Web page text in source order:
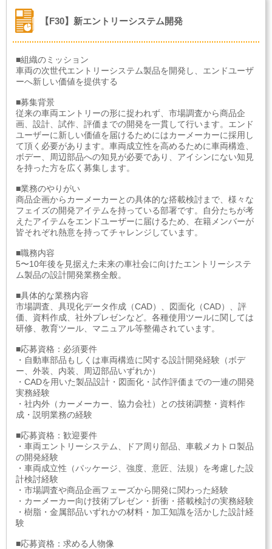
【F30】新エントリーシステム開発
■組織のミッション
車両の次世代エントリーシステム製品を開発し、エンドユーザ
ーへ新しい価値を提供する
■募集背景
従来の車両エントリーの形に捉われず、市場調査から商品企
画、設計、試作、評価までの開発を一貫して行います。エンド
ユーザーに新しい価値を届けるためにはカーメーカーに採用し
て頂く必要があります。車両成立性を高めるために車両構造、
ボデー、周辺部品への知見が必要であり、アイシンにない知見
を持った方を広く募集します。
■業務のやりがい
商品企画からカーメーカーとの具体的な搭載検討まで、様々な
フェイズの開発アイテムを持っている部署です。自分たちが考
えたアイテムをエンドユーザーに届けるため、在籍メンバーが
皆それぞれ熱意を持ってチャレンジしています。
■職務内容
5〜10年後を見据えた未来の車社会に向けたエントリーシステ
ム製品の設計開発業務全般。
■具体的な業務内容
市場調査、具現化データ作成（CAD）、図面化（CAD）、評
価、資料作成、社外プレゼンなど。各種使用ツールに関しては
研修、教育ツール、マニュアル等整備されています。
■応募資格：必須要件
・自動車部品もしくは車両構造に関する設計開発経験（ボデ
ー、外装、内装、周辺部品いずれか）
・CADを用いた製品設計・図面化・試作評価までの一連の開発
実務経験
・社内外（カーメーカー、協力会社）との技術調整・資料作
成・説明業務の経験
■応募資格：歓迎要件
・車両エントリーシステム、ドア周り部品、車載メカトロ製品
の開発経験
・車両成立性（パッケージ、強度、意匠、法規）を考慮した設
計検討経験
・市場調査や商品企画フェーズから開発に関わった経験
・カーメーカー向け技術プレゼン・折衝・搭載検討の実務経験
・樹脂・金属部品いずれかの材料・加工知識を活かした設計経
験
■応募資格：求める人物像